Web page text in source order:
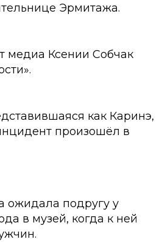
Эрмитажа.
медиа Ксении Собчак
как Каринэ,
произошёл в
ожидала подругу у
в музей, когда к ней